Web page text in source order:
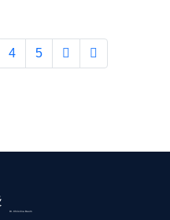
4 5
Dr. Christina Baum